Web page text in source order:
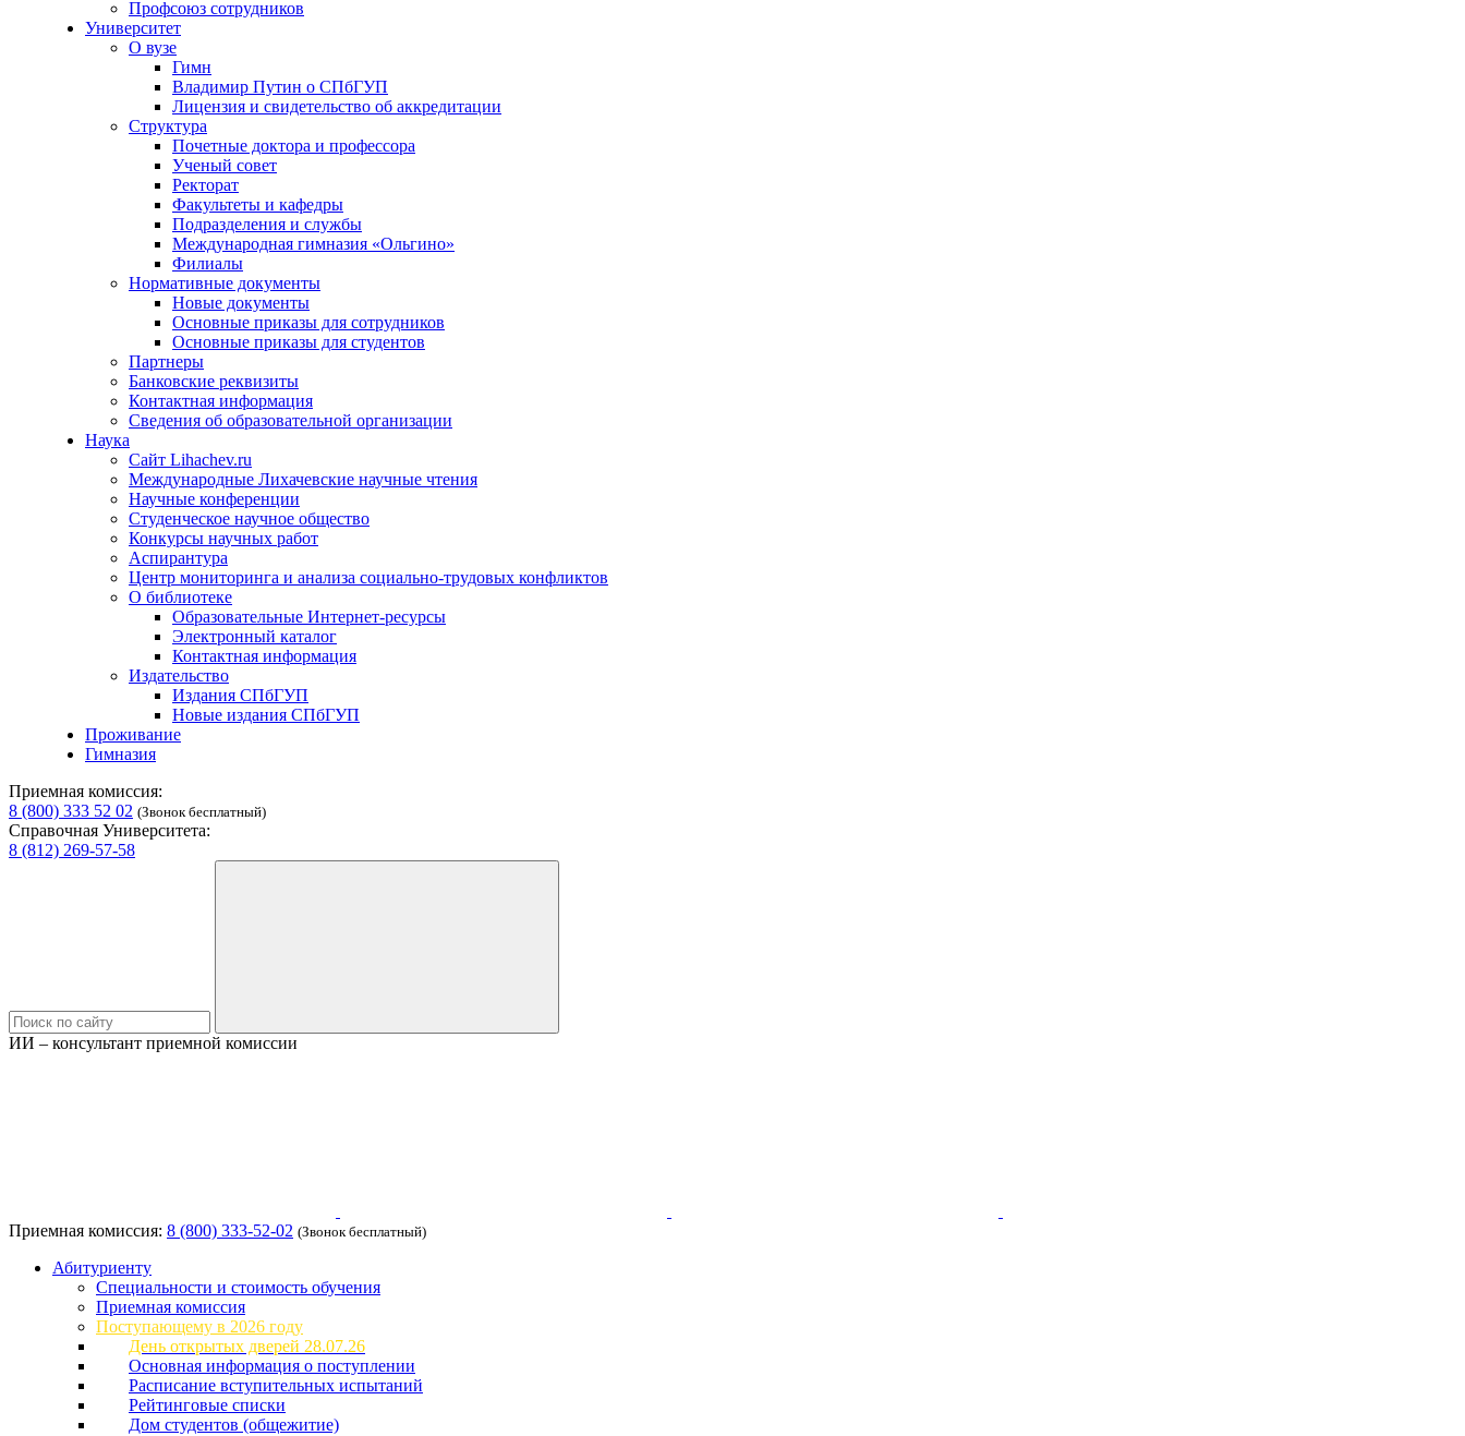
Профсоюз сотрудников
Университет
О вузе
Гимн
Владимир Путин о СПбГУП
Лицензия и свидетельство об аккредитации
Структура
Почетные доктора и профессора
Ученый совет
Ректорат
Факультеты и кафедры
Подразделения и службы
Международная гимназия «Ольгино»
Филиалы
Нормативные документы
Новые документы
Основные приказы для сотрудников
Основные приказы для студентов
Партнеры
Банковские реквизиты
Контактная информация
Сведения об образовательной организации
Наука
Сайт Lihachev.ru
Международные Лихачевские научные чтения
Научные конференции
Студенческое научное общество
Конкурсы научных работ
Аспирантура
Центр мониторинга и анализа социально-трудовых конфликтов
О библиотеке
Образовательные Интернет-ресурсы
Электронный каталог
Контактная информация
Издательство
Издания СПбГУП
Новые издания СПбГУП
Проживание
Гимназия
Приемная комиссия:
8 (800) 333 52 02 (Звонок бесплатный)
Справочная Университета:
8 (812) 269-57-58
ИИ – консультант приемной комиссии
Приемная комиссия: 8 (800) 333-52-02 (Звонок бесплатный)
Абитуриенту
Специальности и стоимость обучения
Приемная комиссия
Поступающему в 2026 году
День открытых дверей 28.07.26
Основная информация о поступлении
Расписание вступительных испытаний
Рейтинговые списки
Дом студентов (общежитие)